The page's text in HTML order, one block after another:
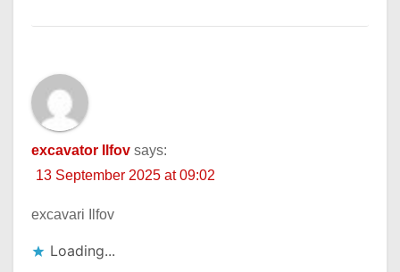
excavator Ilfov says:
13 September 2025 at 09:02
excavari Ilfov
Loading...